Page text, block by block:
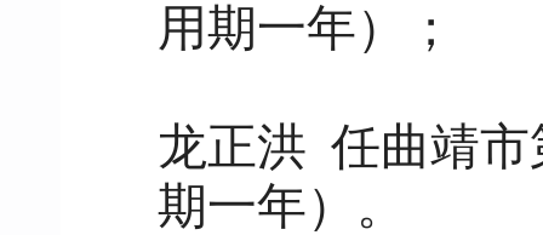
用期一年）；
龙正洪 任曲靖
期一年）。